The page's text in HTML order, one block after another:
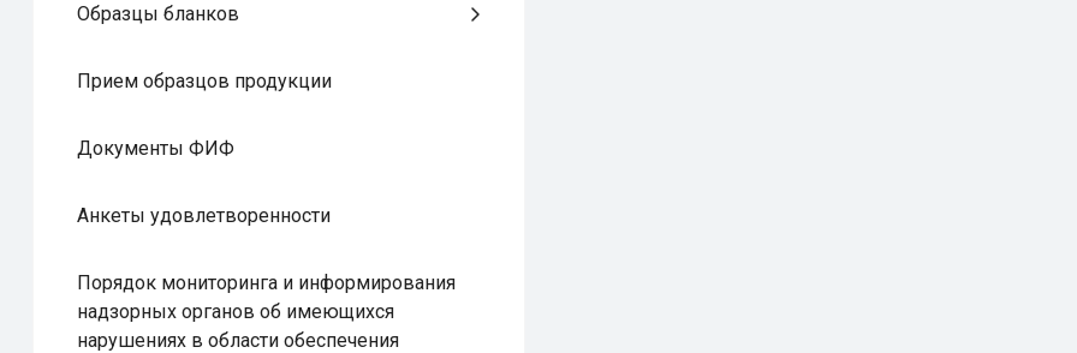
Образцы бланков
Прием образцов продукции
Документы ФИФ
Анкеты удовлетворенности
Порядок мониторинга и информирования
надзорных органов об имеющихся
нарушениях в области обеспечения